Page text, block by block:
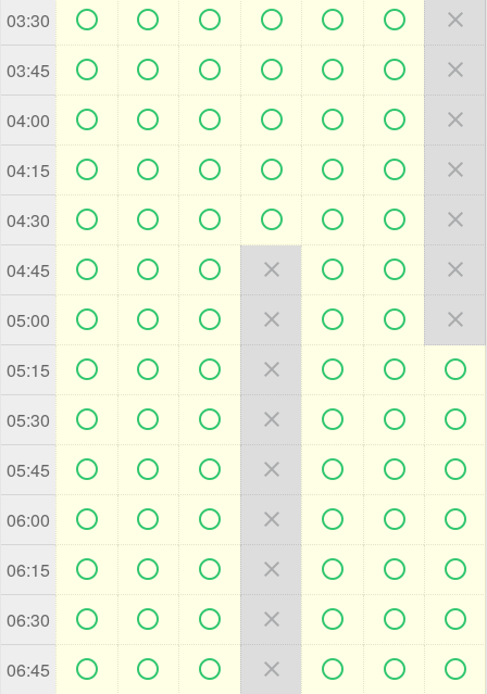
03:30       
03:45       
04:00       
04:15       
04:30       
04:45       
05:00       
05:15       
05:30       
05:45       
06:00       
06:15       
06:30       
06:45       